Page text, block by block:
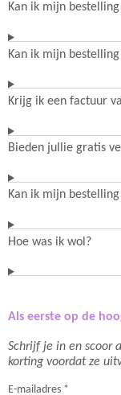
Kan ik mijn bestelling
Kan ik mijn
Krijg ik een factuur
Bieden jullie gratis
Kan ik mijn
Hoe was ik wol?
Als eerste op de
Schrijf je in en scoor
korting voordat ze
E-mailadres *